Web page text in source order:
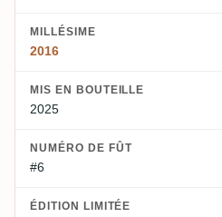
MILLÉSIME
2016
MIS EN BOUTEILLE
2025
NUMÉRO DE FÛT
#6
ÉDITION LIMITÉE